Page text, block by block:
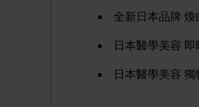
全新日本品牌 煥白亮
日本醫學美容
日本醫學美容 獨特